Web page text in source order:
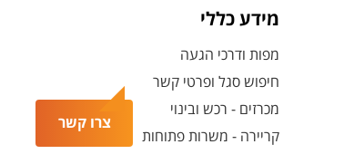
צרו קשר
מידע כללי
מפות ודרכי הגעה
חיפוש סגל ופרטי קשר
מכרזים - רכש ובינוי
קריירה - משרות פתוחות